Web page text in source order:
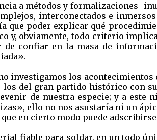
a métodos y formalizaciones -
interconectados e
que poder explicar qué
y, obviamente, todo criterio
confiar en la masa de
investigamos los acontecimientos
del gran partido histórico con
de nuestra especie; y a este
ello no nos asustaría ni un
en cierto modo puede
fiable para soldar, en un todo